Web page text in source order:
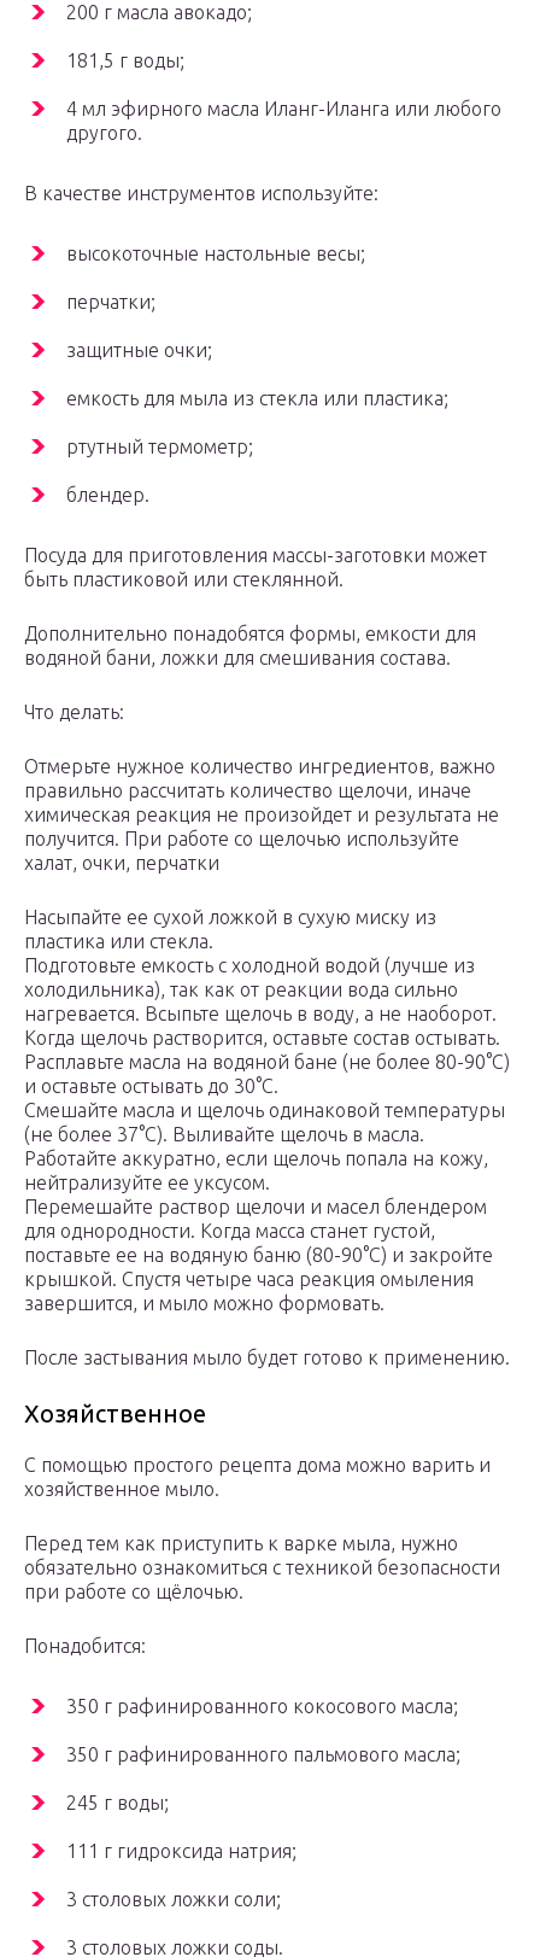
200 г масла авокадо;
181,5 г воды;
4 мл эфирного масла Иланг-Иланга или любого
другого.
В качестве инструментов используйте:
высокоточные настольные весы;
перчатки;
защитные очки;
емкость для мыла из стекла или пластика;
ртутный термометр;
блендер.
Посуда для приготовления массы-заготовки может
быть пластиковой или стеклянной.
Дополнительно понадобятся формы, емкости для
водяной бани, ложки для смешивания состава.
Что делать:
Отмерьте нужное количество ингредиентов, важно
правильно рассчитать количество щелочи, иначе
химическая реакция не произойдет и результата не
получится. При работе со щелочью используйте
халат, очки, перчатки
Насыпайте ее сухой ложкой в сухую миску из
пластика или стекла.
Подготовьте емкость с холодной водой (лучше из
холодильника), так как от реакции вода сильно
нагревается. Всыпьте щелочь в воду, а не наоборот.
Когда щелочь растворится, оставьте состав остывать.
Расплавьте масла на водяной бане (не более 80-90°С)
и оставьте остывать до 30°С.
Смешайте масла и щелочь одинаковой температуры
(не более 37°С). Выливайте щелочь в масла.
Работайте аккуратно, если щелочь попала на кожу,
нейтрализуйте ее уксусом.
Перемешайте раствор щелочи и масел блендером
для однородности. Когда масса станет густой,
поставьте ее на водяную баню (80-90°С) и закройте
крышкой. Спустя четыре часа реакция омыления
завершится, и мыло можно формовать.
После застывания мыло будет готово к применению.
Хозяйственное
С помощью простого рецепта дома можно варить и
хозяйственное мыло.
Перед тем как приступить к варке мыла, нужно
обязательно ознакомиться с техникой безопасности
при работе со щёлочью.
Понадобится:
350 г рафинированного кокосового масла;
350 г рафинированного пальмового масла;
245 г воды;
111 г гидроксида натрия;
3 столовых ложки соли;
3 столовых ложки соды.